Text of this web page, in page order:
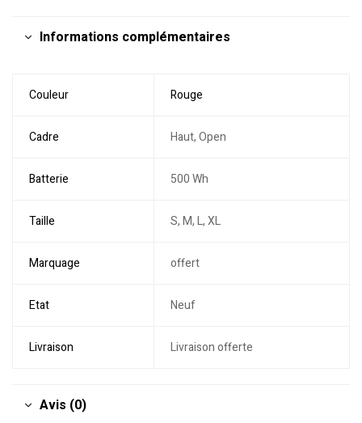
Informations complémentaires
Couleur Rouge
Cadre Haut, Open
Batterie 500 Wh
Taille S, M, L, XL
Marquage offert
Etat Neuf
Livraison Livraison offerte
Avis (0)